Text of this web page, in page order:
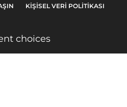
KIŞISEL VERI POLITIKASI
choices